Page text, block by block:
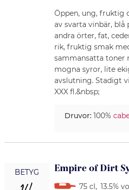
Öppen, ung, fruktig
av svarta vinbär,
andra örter, fat,
rik, fruktig smak
sammansatta toner
mogna syror, lite
avslutning. Stadigt
XXX fl.&nbsp;
Druvor:100%
BETYG Empire of Dirt
75 cl, 13.5%